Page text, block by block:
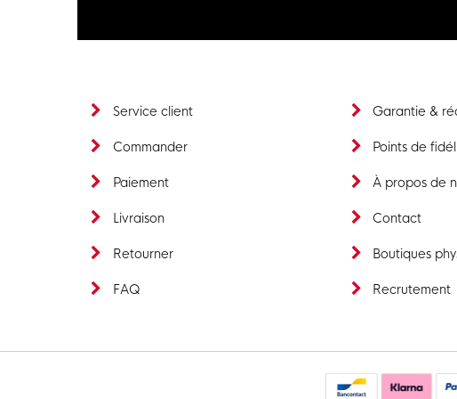
Service client
Commander
Paiement
Livraison
Retourner
FAQ
Garantie &
Points de
À propos de
Contact
Boutiques
Recrutement